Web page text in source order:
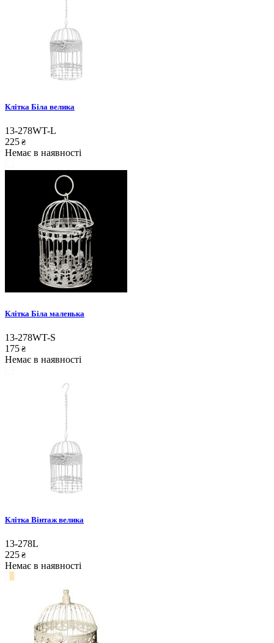
Клітка Біла велика
13-278WT-L
225 ₴
Немає в наявності
Клітка Біла маленька
13-278WT-S
175 ₴
Немає в наявності
Клітка Вінтаж велика
13-278L
225 ₴
Немає в наявності